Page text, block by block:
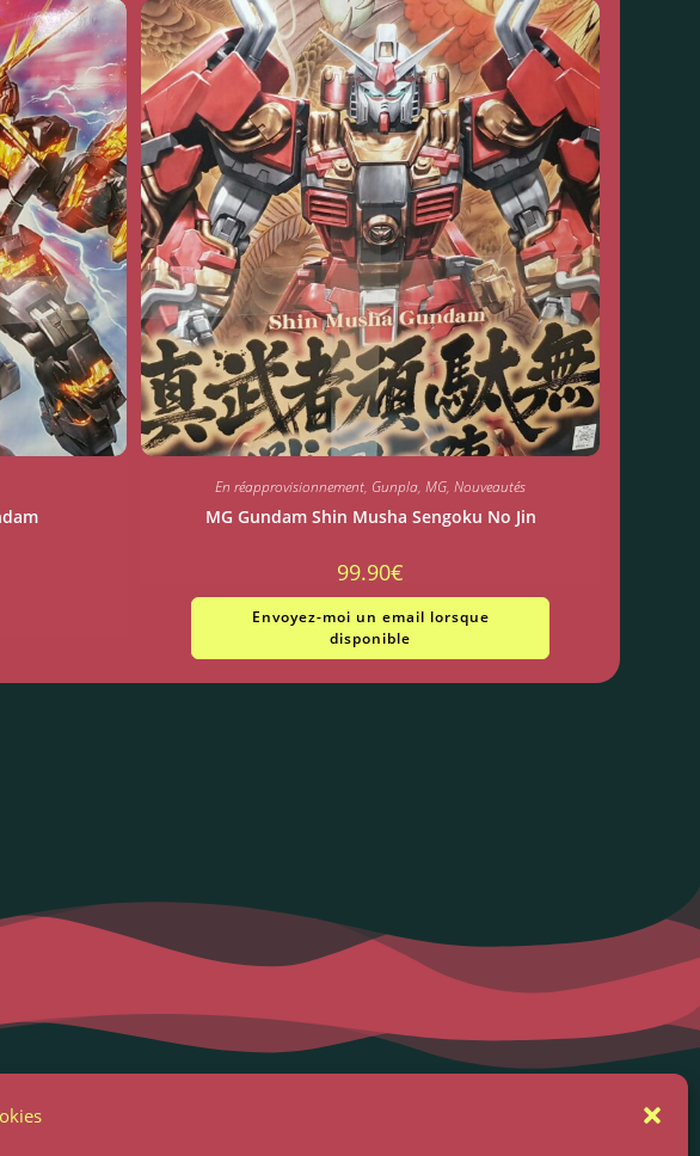
En réapprovisionnement, Gunpla,MG,Nouveautés
MG Gundam Shin Musha Sengoku No Jin
99.90€
Envoyez-moi un email lorsque
disponible